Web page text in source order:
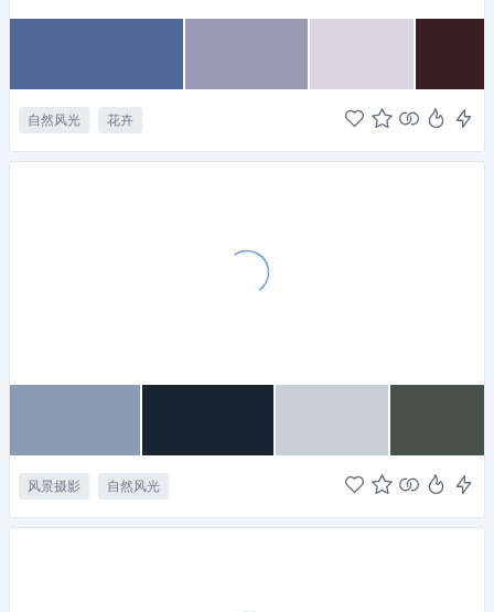
自然风光 花卉
风景摄影 自然风光